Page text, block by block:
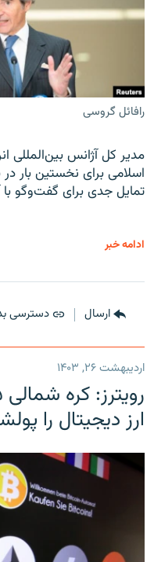
رافائل گروسی
مدیر کل آژانس بین‌المللی
اسلامی برای نخستین بار
تمایل جدی برای گفت‌وگو
ادامه خبر
ارسال دسترسی
اردیبهشت ۲۶, ۱۴۰۳
ارز دیجیتال را